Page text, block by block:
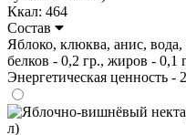
Ккал: 464
Состав
Яблоко, клюква, анис,
белков - 0,2 гр., жиров - 0,1
Энергетическая ценность -